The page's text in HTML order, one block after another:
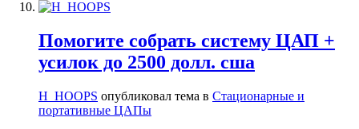
Помогите собрать систему ЦАП +
усилок до 2500 долл. сша
H_HOOPS опубликовал тема в Стационарные и
портативные ЦАПы